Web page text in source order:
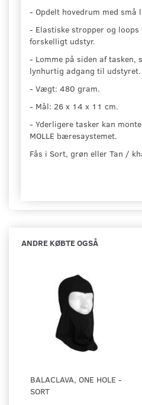
- Opdelt hovedrum med små
- Elastiske stropper og
forskelligt udstyr.
- Lomme på siden af tasken,
lynhurtig adgang til udstyret.
- Vægt: 480 gram.
- Mål: 26 x 14 x 11 cm.
- Yderligere tasker kan
MOLLE bæresaystemet.
Fås i Sort, grøn eller Tan /
ANDRE KØBTE OGSÅ
BALACLAVA, ONE HOLE -
SORT